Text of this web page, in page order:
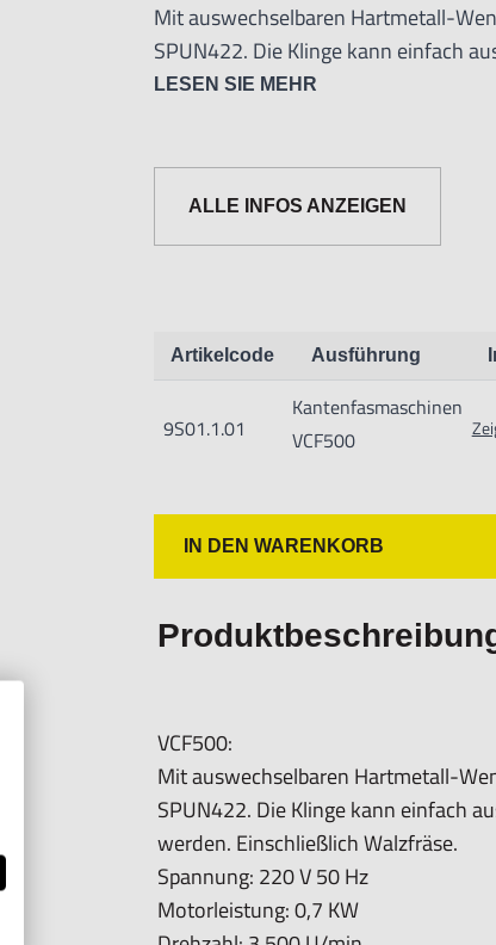
Mit auswechselbaren Hartmetall-
SPUN422. Die Klinge kann einfach
werden. Einschließlich Walzfräse.
Tischlänge: 500 mm
Anfaswinkel: VCF500: einstellbar von
Informationen zur Produktsicherheit:
Nur für technisch versierte und mit
geeignet.
Nur für den vorhergesehenen
Hogetex/Kometex B.V.,
Info@hogetex.com
LESEN SIE MEHR
ALLE INFOS ANZEIGEN
Artikelcode Ausführung
9S01.1.01
Kantenfasmaschinen
VCF500
IN DEN WARENKORB
VCF500:
Mit auswechselbaren Hartmetall-
SPUN422. Die Klinge kann einfach
werden. Einschließlich Walzfräse.
Spannung: 220 V 50 Hz
Motorleistung: 0,7 KW